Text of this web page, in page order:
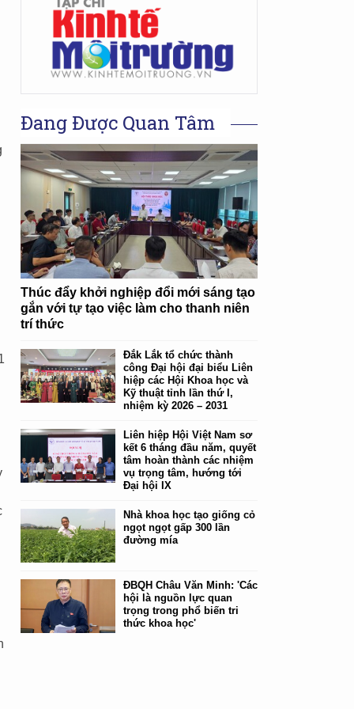
Đang Được Quan Tâm
Thúc đẩy khởi nghiệp đổi mới sáng tạo
gắn với tự tạo việc làm cho thanh niên
trí thức
Đắk Lắk tổ chức thành
công Đại hội đại biểu Liên
hiệp các Hội Khoa học và
Kỹ thuật tỉnh lần thứ I,
nhiệm kỳ 2026 – 2031
Liên hiệp Hội Việt Nam sơ
kết 6 tháng đầu năm, quyết
tâm hoàn thành các nhiệm
vụ trọng tâm, hướng tới
Đại hội IX
Nhà khoa học tạo giống cỏ
ngọt ngọt gấp 300 lần
đường mía
ĐBQH Châu Văn Minh: 'Các
hội là nguồn lực quan
trọng trong phổ biến tri
thức khoa học'